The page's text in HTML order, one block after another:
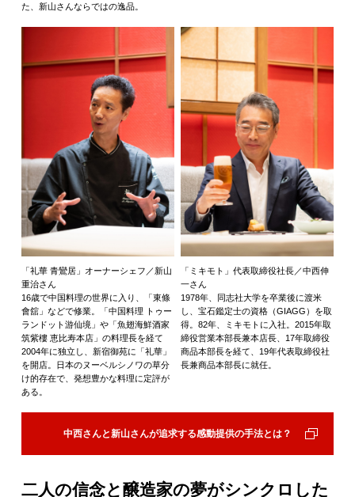
た、新山さんならではの逸品。
「礼華 青鸞居」オーナーシェフ／新山
重治さん
16歳で中国料理の世界に入り、「東條
會舘」などで修業。「中国料理 トゥー
ランドット游仙境」や「魚翅海鮮酒家
筑紫樓 恵比寿本店」の料理長を経て
2004年に独立し、新宿御苑に「礼華」
を開店。日本のヌーベルシノワの草分
け的存在で、発想豊かな料理に定評が
ある。
「ミキモト」代表取締役社長／中西伸
一さん
1978年、同志社大学を卒業後に渡米
し、宝石鑑定士の資格（GIAGG）を取
得。82年、ミキモトに入社。2015年取
締役営業本部長兼本店長、17年取締役
商品本部長を経て、19年代表取締役社
長兼商品本部長に就任。
中西さんと新山さんが追求する感動提供の手法とは？
二人の信念と醸造家の夢がシンクロした